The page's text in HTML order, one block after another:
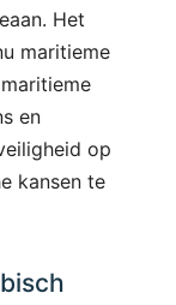
Het
maritieme
en
op
kansen te